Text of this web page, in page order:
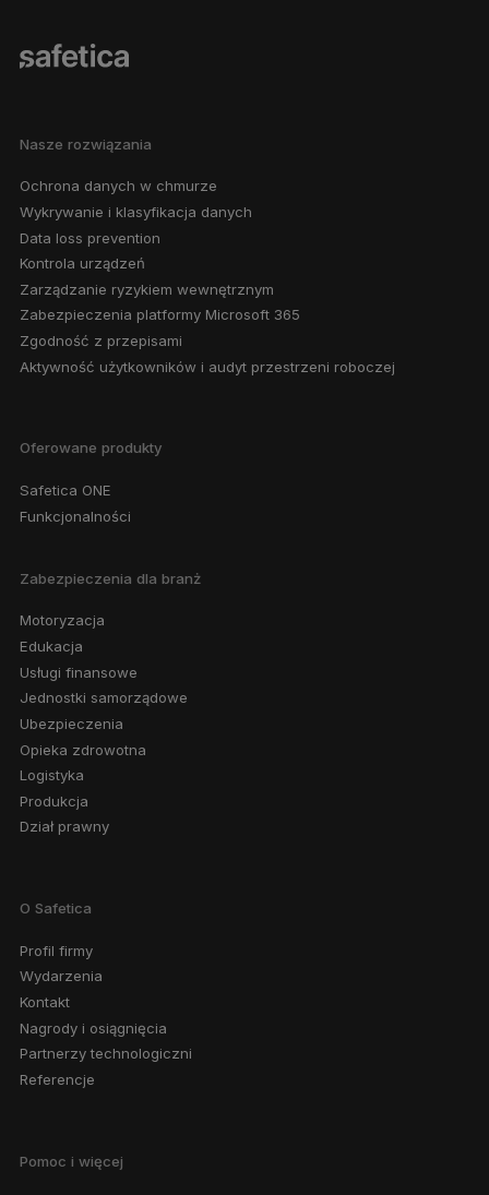
Nasze rozwiązania
Ochrona danych w chmurze
Wykrywanie i klasyfikacja danych
Data loss prevention
Kontrola urządzeń
Zarządzanie ryzykiem wewnętrznym
Zabezpieczenia platformy Microsoft 365
Zgodność z przepisami
Aktywność użytkowników i audyt przestrzeni roboczej
Oferowane produkty
Safetica ONE
Funkcjonalności
Zabezpieczenia dla branż
Motoryzacja
Edukacja
Usługi finansowe
Jednostki samorządowe
Ubezpieczenia
Opieka zdrowotna
Logistyka
Produkcja
Dział prawny
O Safetica
Profil firmy
Wydarzenia
Kontakt
Nagrody i osiągnięcia
Partnerzy technologiczni
Referencje
Pomoc i więcej